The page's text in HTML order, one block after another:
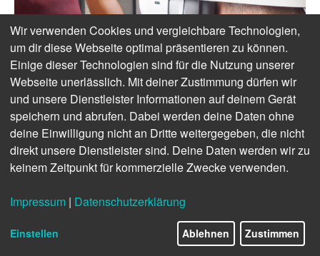
Wir verwenden Cookies und vergleichbare Technologien,
um dir diese Webseite optimal präsentieren zu können.
Einige dieser Technologien sind für die Nutzung unserer
Webseite unerlässlich. Mit deiner Zustimmung dürfen wir
und unsere Dienstleister Informationen auf deinem Gerät
speichern und abrufen. Dabei werden deine Daten ohne
deine Einwilligung nicht an Dritte weitergegeben, die nicht
direkt unsere Dienstleister sind. Deine Daten werden wir zu
keinem Zeitpunkt für kommerzielle Zwecke verwenden.
Impressum | Datenschutzerklärung
Einstellen Ablehnen Zustimmen